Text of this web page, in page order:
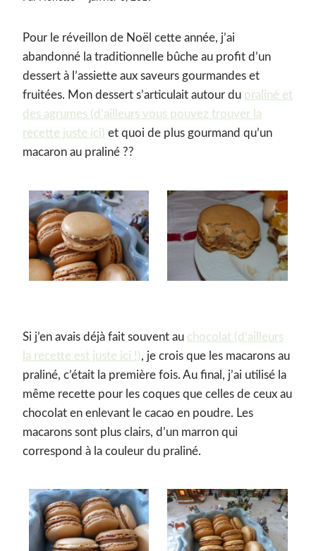
Pour le réveillon de Noël cette année, j’ai
abandonné la traditionnelle bûche au profit d’un
dessert à l’assiette aux saveurs gourmandes et
fruitées. Mon dessert s’articulait autour du praliné et
des agrumes (d’ailleurs vous pouvez trouver la
recette juste ici) et quoi de plus gourmand qu’un
macaron au praliné ??
Si j’en avais déjà fait souvent au chocolat (d’ailleurs
la recette est juste ici !), je crois que les macarons au
praliné, c’était la première fois. Au final, j’ai utilisé la
même recette pour les coques que celles de ceux au
chocolat en enlevant le cacao en poudre. Les
macarons sont plus clairs, d’un marron qui
correspond à la couleur du praliné.